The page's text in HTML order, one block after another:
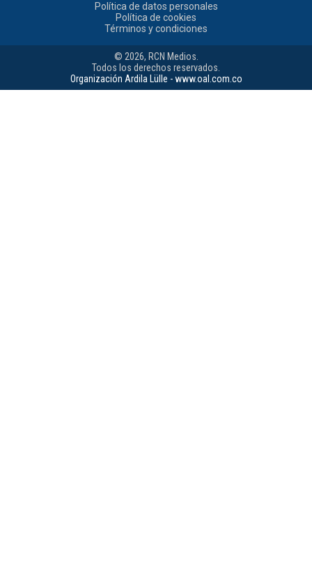
Política de datos personales
Política de cookies
Términos y condiciones
© 2026, RCN Medios.
Todos los derechos reservados.
Organización Ardila Lülle - www.oal.com.co